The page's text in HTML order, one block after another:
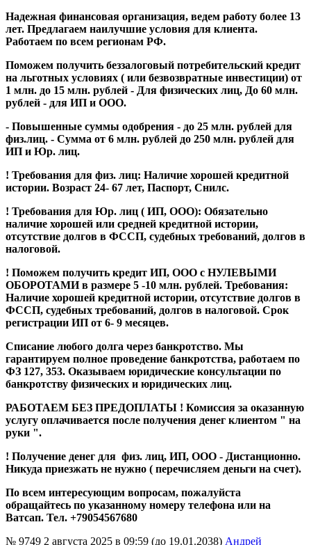
Надежная финансовая организация, ведем работу более 13
лет. Предлагаем наилучшие условия для клиента.
Работаем по всем регионам РФ.
Поможем получить беззалоговый потребительский кредит
на льготных условиях ( или безвозвратные инвестиции) от
1 млн. до 15 млн. рублей - Для физических лиц, До 60 млн.
рублей - для ИП и ООО.
- Повышенные суммы одобрения - до 25 млн. рублей для
физ.лиц. - Сумма от 6 млн. рублей до 250 млн. рублей для
ИП и Юр. лиц.
! Требования для физ. лиц: Наличие хорошей кредитной
истории. Возраст 24- 67 лет, Паспорт, Снилс.
! Требования для Юр. лиц ( ИП, ООО): Обязательно
наличие хорошей или средней кредитной истории,
отсутствие долгов в ФССП, судебных требований, долгов в
налоговой.
! Поможем получить кредит ИП, ООО с НУЛЕВЫМИ
ОБОРОТАМИ в размере 5 -10 млн. рублей. Требования:
Наличие хорошей кредитной истории, отсутствие долгов в
ФССП, судебных требований, долгов в налоговой. Срок
регистрации ИП от 6- 9 месяцев.
Списание любого долга через банкротство. Мы
гарантируем полное проведение банкротства, работаем по
ФЗ 127, 353. Оказываем юридические консультации по
банкротству физических и юридических лиц.
РАБОТАЕМ БЕЗ ПРЕДОПЛАТЫ ! Комиссия за оказанную
услугу оплачивается после получения денег клиентом " на
руки ".
! Получение денег для физ. лиц, ИП, ООО - Дистанционно.
Никуда приезжать не нужно ( перечисляем деньги на счет).
По всем интересующим вопросам, пожалуйста
обращайтесь по указанному номеру телефона или на
Ватсап. Тел. +79054567680
№ 9749 2 августа 2025 в 09:59 (до 19.01.2038) Андрей